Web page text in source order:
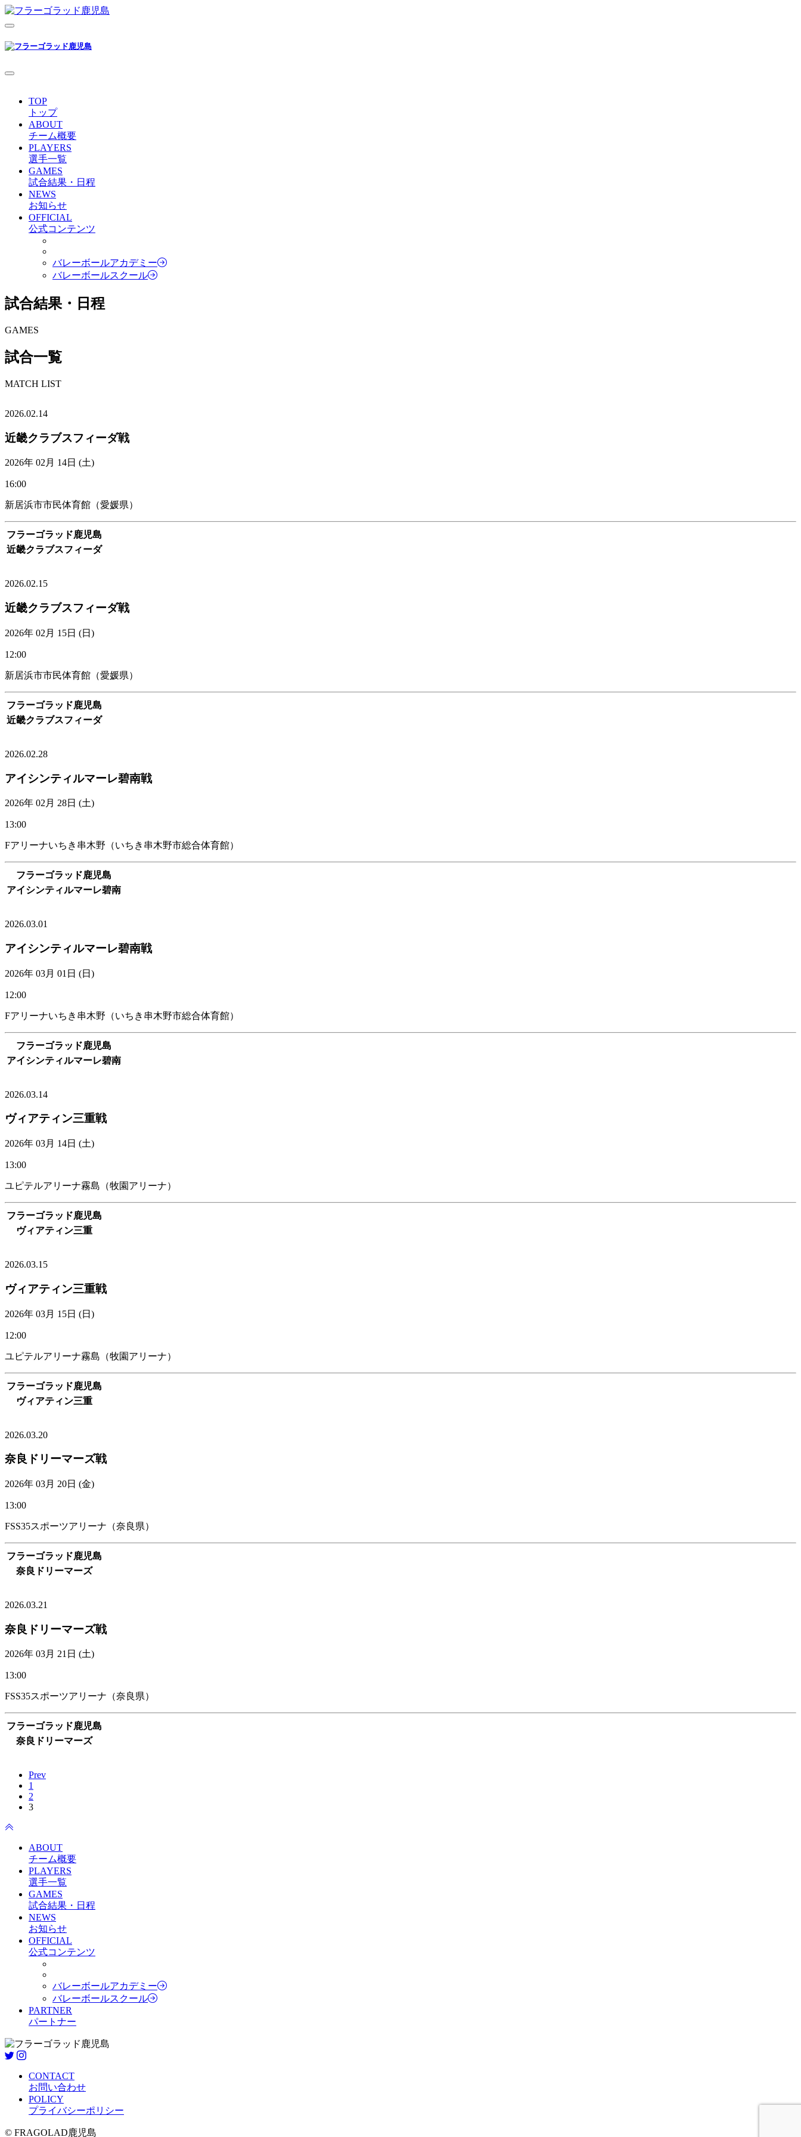
TOP
トップ
ABOUT
チーム概要
PLAYERS
選手一覧
GAMES
試合結果・日程
NEWS
お知らせ
OFFICIAL
公式コンテンツ
バレーボールアカデミー
バレーボールスクール
試合結果・日程
GAMES
試合一覧
MATCH LIST
2026.02.14
近畿クラブスフィーダ戦
2026年 02月 14日 (土)
16:00
新居浜市市民体育館（愛媛県）
フラーゴラッド鹿児島
近畿クラブスフィーダ
2026.02.15
近畿クラブスフィーダ戦
2026年 02月 15日 (日)
12:00
新居浜市市民体育館（愛媛県）
フラーゴラッド鹿児島
近畿クラブスフィーダ
2026.02.28
アイシンティルマーレ碧南戦
2026年 02月 28日 (土)
13:00
Fアリーナいちき串木野（いちき串木野市総合体育館）
フラーゴラッド鹿児島
アイシンティルマーレ碧南
2026.03.01
アイシンティルマーレ碧南戦
2026年 03月 01日 (日)
12:00
Fアリーナいちき串木野（いちき串木野市総合体育館）
フラーゴラッド鹿児島
アイシンティルマーレ碧南
2026.03.14
ヴィアティン三重戦
2026年 03月 14日 (土)
13:00
ユピテルアリーナ霧島（牧園アリーナ）
フラーゴラッド鹿児島
ヴィアティン三重
2026.03.15
ヴィアティン三重戦
2026年 03月 15日 (日)
12:00
ユピテルアリーナ霧島（牧園アリーナ）
フラーゴラッド鹿児島
ヴィアティン三重
2026.03.20
奈良ドリーマーズ戦
2026年 03月 20日 (金)
13:00
FSS35スポーツアリーナ（奈良県）
フラーゴラッド鹿児島
奈良ドリーマーズ
2026.03.21
奈良ドリーマーズ戦
2026年 03月 21日 (土)
13:00
FSS35スポーツアリーナ（奈良県）
フラーゴラッド鹿児島
奈良ドリーマーズ
Prev
1
2
3
ABOUT
チーム概要
PLAYERS
選手一覧
GAMES
試合結果・日程
NEWS
お知らせ
OFFICIAL
公式コンテンツ
バレーボールアカデミー
バレーボールスクール
PARTNER
パートナー
CONTACT
お問い合わせ
POLICY
プライバシーポリシー
© FRAGOLAD鹿児島